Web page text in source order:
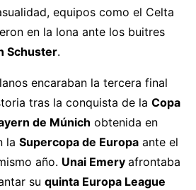
equipos como el Celta
en la lona ante los buitres
Schuster.
encaraban la tercera final
tras la conquista de la Copa
de Múnich obtenida en
la Supercopa de Europa ante el
año. Unai Emery afrontaba
su quinta Europa League